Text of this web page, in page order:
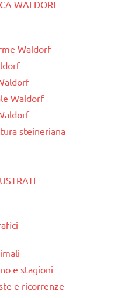
WALDORF
Waldorf
Waldorf
steineriana
e stagioni
e ricorrenze